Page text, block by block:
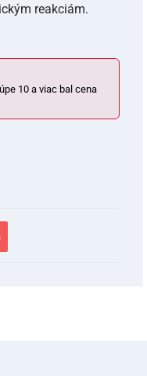
reakciám.
10 a viac bal cena